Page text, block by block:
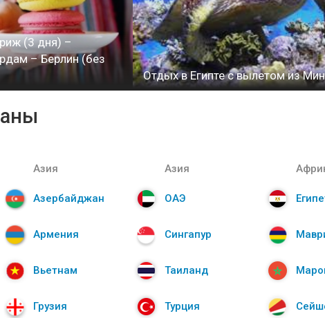
(3 дня) –
– Берлин (без
Отдых в Египте с вылетом из
Азия
Азербайджан
Армения
Вьетнам
Грузия
Азия
ОАЭ
Сингапур
Таиланд
Турция